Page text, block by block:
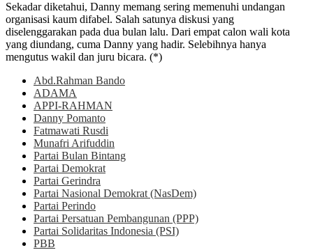
Sekadar diketahui, Danny memang sering memenuhi undangan
organisasi kaum difabel. Salah satunya diskusi yang
diselenggarakan pada dua bulan lalu. Dari empat calon wali kota
yang diundang, cuma Danny yang hadir. Selebihnya hanya
mengutus wakil dan juru bicara. (*)
Abd.Rahman Bando
ADAMA
APPI-RAHMAN
Danny Pomanto
Fatmawati Rusdi
Munafri Arifuddin
Partai Bulan Bintang
Partai Demokrat
Partai Gerindra
Partai Nasional Demokrat (NasDem)
Partai Perindo
Partai Persatuan Pembangunan (PPP)
Partai Solidaritas Indonesia (PSI)
PBB